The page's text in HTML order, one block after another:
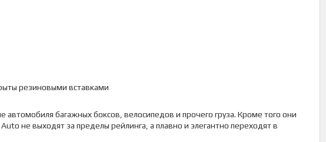
резиновыми вставками
багажных боксов, велосипедов и прочего груза. Кроме того они
не выходят за пределы рейлинга, а плавно и элегантно переходят в